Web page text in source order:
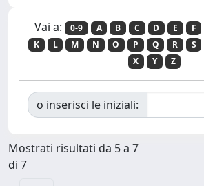
Vai a: 0-9 A B C D E F
K
L M N O P Q R S
X
Y Z
o inserisci le iniziali:
Mostrati risultati da 5 a 7
di 7